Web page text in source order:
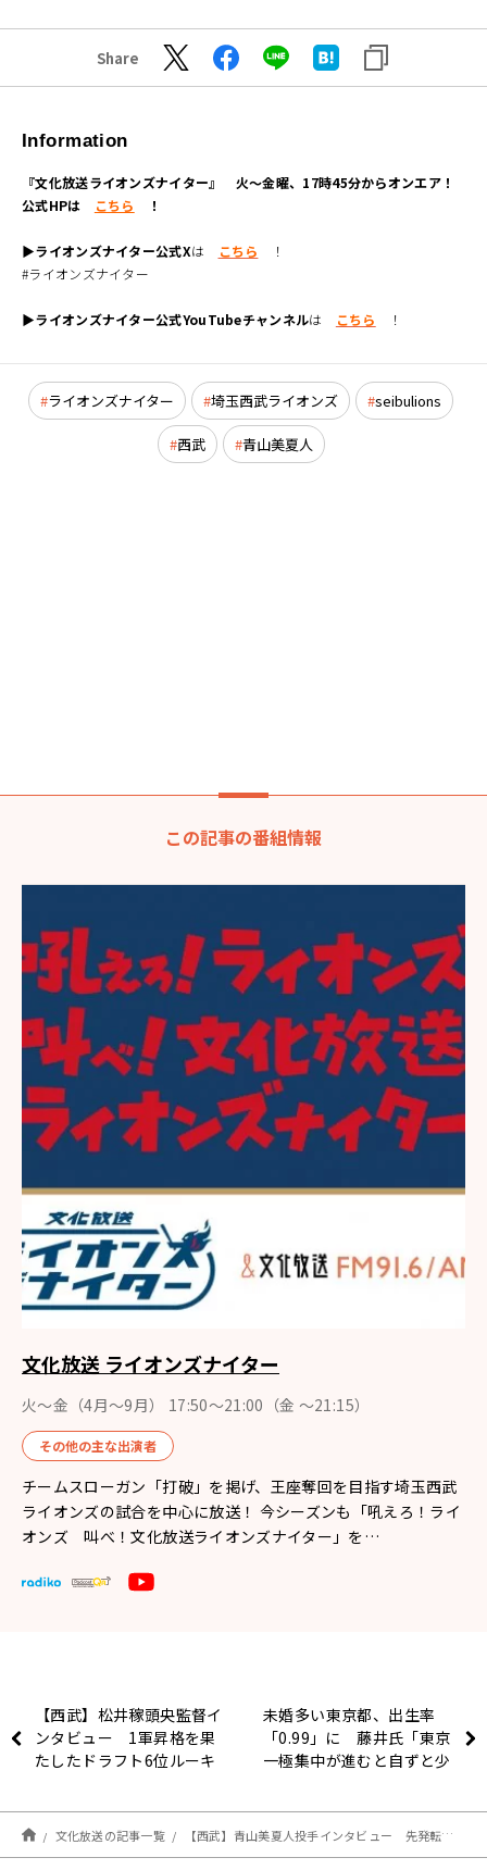
Share
Information
『文化放送ライオンズナイター』 火～金曜、17時45分からオンエア！
公式HPは
こちら ！
▶ライオンズナイター公式Xは こちら ！
#ライオンズナイター
▶ライオンズナイター公式YouTubeチャンネルは こちら ！
ライオンズナイター 埼玉西武ライオンズ seibulions
西武 青山美夏人
この記事の番組情報
文化放送 ライオンズナイター
火～金（4月〜9月） 17:50～21:00（金 ～21:15）
その他の主な出演者
チームスローガン「打破」を掲げ、王座奪回を目指す埼玉西武
ライオンズの試合を中心に放送！ 今シーズンも「吼えろ！ライ
オンズ 叫べ！文化放送ライオンズナイター」を…
【西武】松井稼頭央監督イ
ンタビュー 1軍昇格を果
たしたドラフト6位ルーキ
未婚多い東京都、出生率
「0.99」に 藤井氏「東京
一極集中が進むと自ずと少
ね」
文化放送の記事一覧 【西武】青山美夏人投手インタビュー 先発転向が決まった時の心境とは？